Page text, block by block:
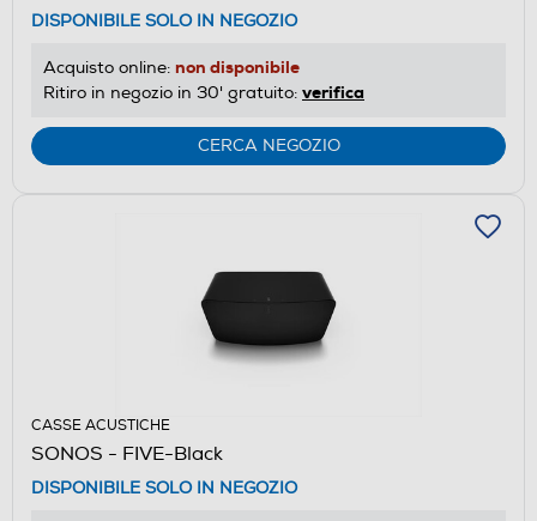
DISPONIBILE SOLO IN NEGOZIO
Acquisto online: non disponibile
Ritiro in negozio in 30' gratuito: verifica
CERCA NEGOZIO
CASSE ACUSTICHE
SONOS - FIVE-Black
DISPONIBILE SOLO IN NEGOZIO